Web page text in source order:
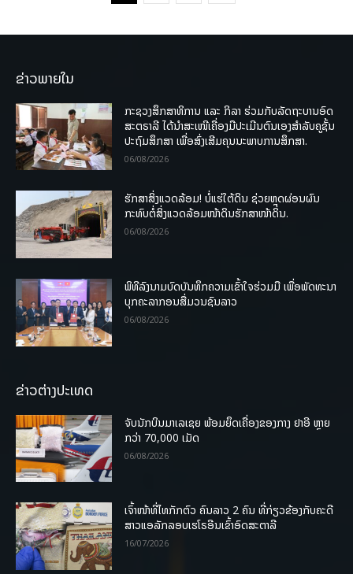
ຂ່າວພາຍໃນ
ກະຊວງສຶກສາທິການ ແລະ ກິລາ ຮ່ວມກັບລັດຖະບານອົດ
ສະຕຣາລີ ໄດ້ນຳສະເໜີເຄື່ອງມືປະເມີນຕົນເອງສຳລັບຄູຊັ້ນ
ປະຖົມສຶກສາ ເພື່ອສົ່ງເສີມຄຸນນະພາບການສຶກສາ.
06/08/2026
ຮັກສາສິ່ງແວດລ້ອມ! ບໍ່ແຮ່ໃຕ້ດິນ ຊ່ວຍຫຼຸດຜ່ອນຜົນ
ກະທົບຕໍ່ສິ່ງແວດລ້ອມໜ້າດິນຮັກສາໜ້າດິນ.
06/08/2026
ພິທີລົງນາມບົດບັນທຶກຄວາມເຂົ້າໃຈຮ່ວມມື ເພື່ອພັດທະນາ
ບຸກຄະລາກອນສື່ມວນຊົນລາວ
06/08/2026
ຂ່າວຕ່າງປະເທດ
ຈັບນັກບິນມາເລເຊຍ ພ້ອມຍຶດເຄື່ອງຂອງກາງ ຢາອີ ຫຼາຍ
ກວ່າ 70,000 ເມັດ
06/08/2026
ເຈົ້າໜ້າທີ່ໄທກັກຕົວ ຄົນລາວ 2 ຄົນ ທີ່ກ່ຽວຂ້ອງກັບຄະດີ
ສາວແອລັກລອບເຮໂຣອີນເຂົ້າອົດສະຕາລີ
16/07/2026